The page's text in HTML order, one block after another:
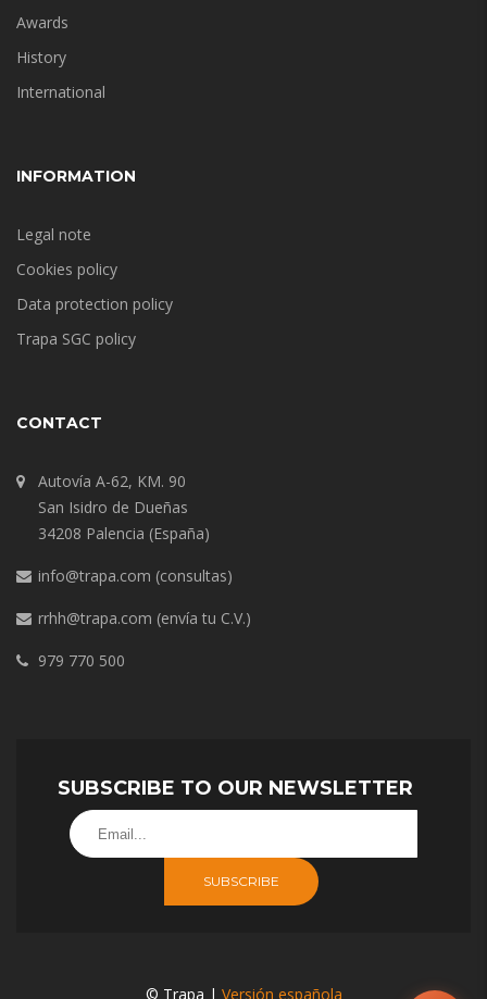
Awards
History
International
INFORMATION
Legal note
Cookies policy
Data protection policy
Trapa SGC policy
CONTACT
Autovía A-62, KM. 90
San Isidro de Dueñas
34208 Palencia (España)
info@trapa.com (consultas)
rrhh@trapa.com (envía tu C.V.)
979 770 500
SUBSCRIBE TO OUR NEWSLETTER
SUBSCRIBE
© Trapa | Versión española